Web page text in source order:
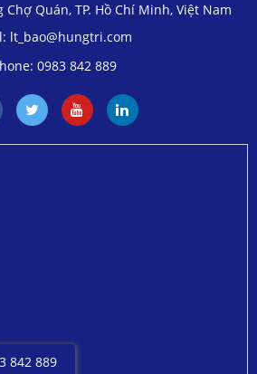
842 889
Chợ Quán, TP. Hồ Chí Minh, Việt Nam
lt_bao@hungtri.com
0983 842 889